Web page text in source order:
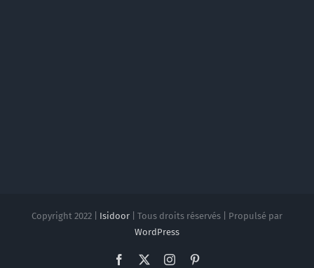
Copyright 2022 | Isidoor | Tous droits réservés | Propulsé par
WordPress
Facebook Instagram